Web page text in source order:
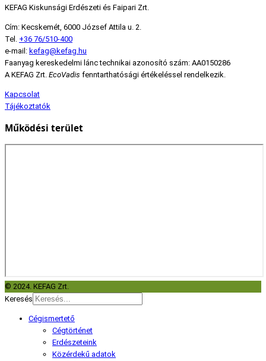
KEFAG Kiskunsági Erdészeti és Faipari Zrt.
Cím: Kecskemét, 6000 József Attila u. 2.
Tel. +36 76/510-400
e-mail: kefag@kefag.hu
Faanyag kereskedelmi lánc technikai azonosító szám: AA0150286
A KEFAG Zrt. EcoVadis fenntarthatósági értékeléssel rendelkezik.
Kapcsolat
Tájékoztatók
Működési terület
© 2024. KEFAG Zrt.
Keresés
Cégismertető
Cégtörténet
Erdészeteink
Közérdekű adatok